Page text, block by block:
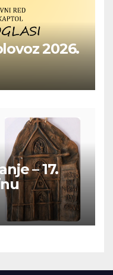
2026.
– 17.